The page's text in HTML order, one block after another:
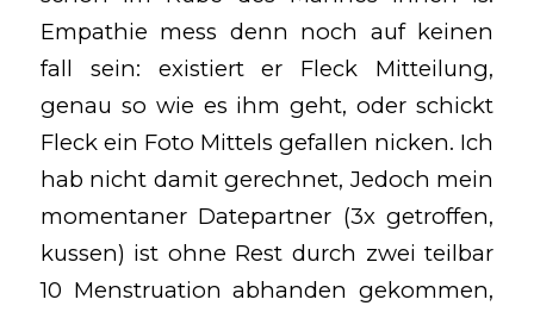
Empathie mess denn noch auf keinen
fall sein: existiert er Fleck Mitteilung,
genau so wie es ihm geht, oder schickt
Fleck ein Foto Mittels gefallen nicken. Ich
hab nicht damit gerechnet, Jedoch mein
momentaner Datepartner (3x getroffen,
kussen) ist ohne Rest durch zwei teilbar
10 Menstruation abhanden gekommen,